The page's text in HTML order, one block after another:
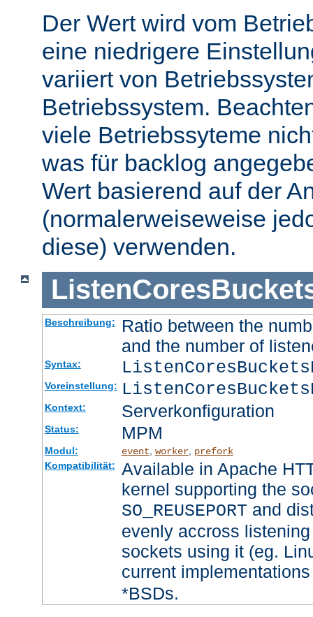
Der Wert wird vom
eine niedrigere
variiert von
Betriebssystem.
viele Betriebssyteme
was für backlog
Wert basierend auf der
(normalerweiseweise
diese) verwenden.
Beschreibung:
Ratio between the
and the number of
Syntax:
Voreinstellung:
Kontext: Serverkonfiguration
Status: MPM
Modul: event worker, prefork
Kompatibilität:
Available in Apache
kernel supporting the
SO_REUSEPORT and
evenly accross
sockets using it (eg.
current
*BSDs.